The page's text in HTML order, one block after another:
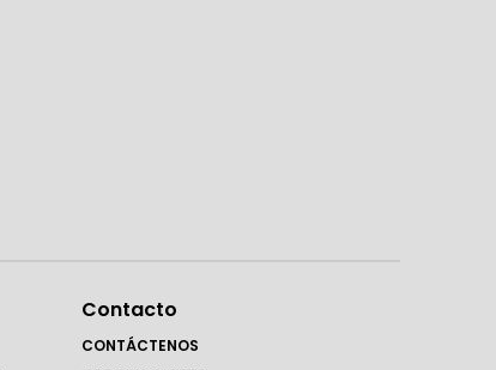
Contacto
CONTÁCTENOS